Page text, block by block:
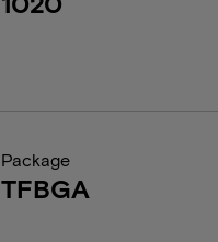
Package
TFBGA